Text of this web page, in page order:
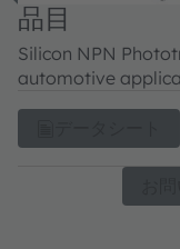
品目
Silicon NPN
automotive